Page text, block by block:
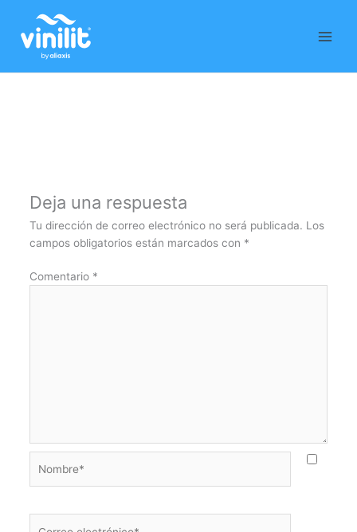
contenido
Deja una respuesta
Tu dirección de correo electrónico no será publicada. Los
campos obligatorios están marcados con *
Comentario *